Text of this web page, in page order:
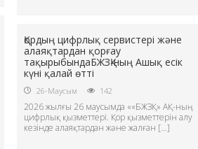
Қордың цифрлық сервистері және
алаяқтардан қорғау
тақырыбындаБЖЗҚ-ның Ашық есік
күні қалай өтті
26-Маусым 142
2026 жылғы 26 маусымда ««БЖЗҚ» АҚ-ның
цифрлық қызметтері. Қор қызметтерін алу
кезінде алаяқтардан және жалған […]